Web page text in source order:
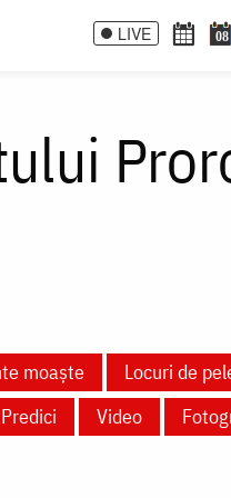
LIVE 08
moaște Locuri de
Predici Video